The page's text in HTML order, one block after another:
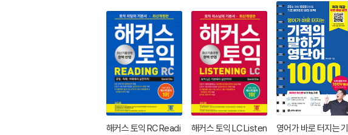
해커스 토익 RC Readi
해커스 토익 LC Listen
영어가 바로 터지는 기